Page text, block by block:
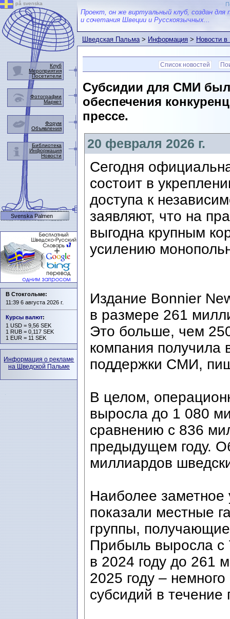
Проект, он же виртуальный клуб, создан для
и сочетания Швеции и Русскоязычных...
Шведская Пальма>Информация>Новости
Список новостей
Субсидии для СМИ
обеспечения
прессе.
20 февраля 2026 г.
Сегодня
состоит в
доступа к
заявляют, что на
выгодна крупным
усилению
Издание Bonnier
в размере 261
Это больше, чем
компания получила
поддержки СМИ,
В целом,
выросла до 1 080
сравнению с 836
предыдущем году.
миллиардов
Наиболее заметное
показали местные
группы,
Прибыль выросла с
в 2024 году до 261
2025 году –
субсидий в течение
på svenska
Клуб
Мероприятия
Посетители
Фотографии
Маркет
Форум
Объявления
Библиотека
Информация
Новости
Svenska Palmen
В Стокгольме:
11:39 6 августа 2026 г.
Курсы валют:
1 USD = 9,56 SEK
1 RUB = 0,117 SEK
1 EUR = 11 SEK
Информация о рекламе
на Шведской Пальме